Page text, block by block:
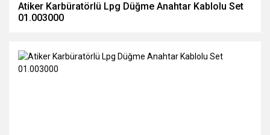
Atiker Karbüratörlü Lpg Düğme Anahtar Kablolu Set
01.003000